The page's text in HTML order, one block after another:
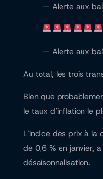
— Alerte aux
— Alerte aux
Au total, les trois
Bien que
le taux d’inflation le
L’indice des prix à
de 0,6 % en janvier,
désaisonnalisation.